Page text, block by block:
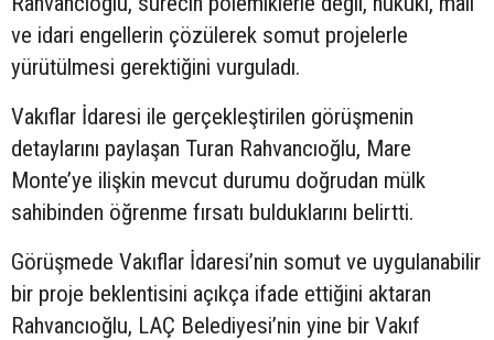
ve idari engellerin çözülerek somut projelerle
yürütülmesi gerektiğini vurguladı.
Vakıflar İdaresi ile gerçekleştirilen görüşmenin
detaylarını paylaşan Turan Rahvancıoğlu, Mare
Monte’ye ilişkin mevcut durumu doğrudan mülk
sahibinden öğrenme fırsatı bulduklarını belirtti.
Görüşmede Vakıflar İdaresi’nin somut ve uygulanabilir
bir proje beklentisini açıkça ifade ettiğini aktaran
Rahvancıoğlu, LAÇ Belediyesi’nin yine bir Vakıf